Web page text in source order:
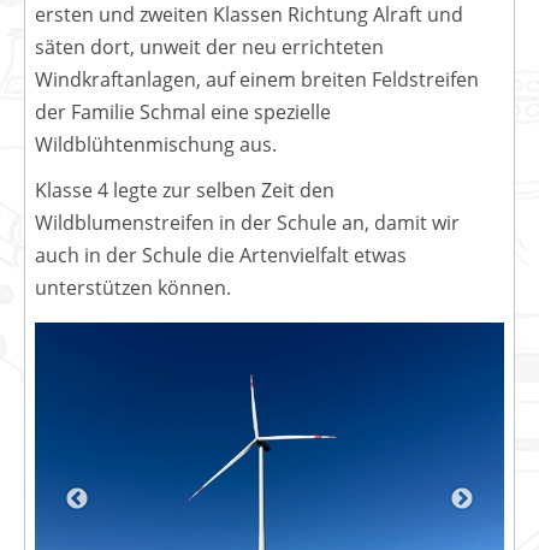
ersten und zweiten Klassen Richtung Alraft und
säten dort, unweit der neu errichteten
Windkraftanlagen, auf einem breiten Feldstreifen
der Familie Schmal eine spezielle
Wildblühtenmischung aus.
Klasse 4 legte zur selben Zeit den
Wildblumenstreifen in der Schule an, damit wir
auch in der Schule die Artenvielfalt etwas
unterstützen können.